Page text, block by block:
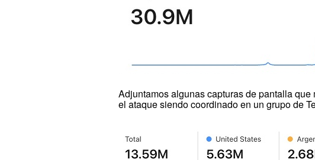
Adjuntamos algunas capturas de pantalla
el ataque siendo coordinado en un grupo de